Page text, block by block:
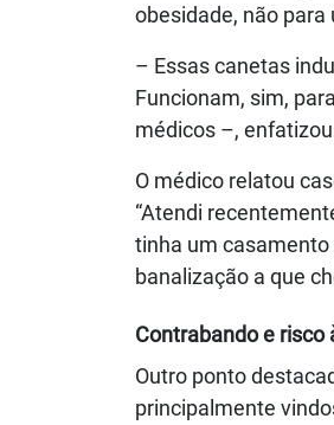
obesidade, não para
– Essas canetas
Funcionam, sim,
médicos –,
O médico relatou
“Atendi
tinha um casamento
banalização a que
Contrabando e risco
Outro ponto
principalmente